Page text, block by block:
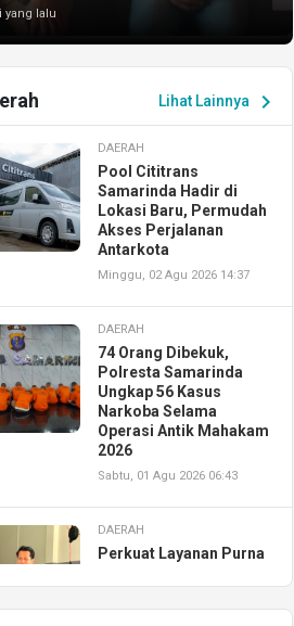
yang lalu
Lihat Lainnya chevron_right
DAERAH
Pool Cititrans
Samarinda Hadir di
Lokasi Baru, Permudah
Akses Perjalanan
Antarkota
Minggu, 02 Agu 2026 14:37
DAERAH
74 Orang Dibekuk,
Polresta Samarinda
Ungkap 56 Kasus
Narkoba Selama
Operasi Antik Mahakam
2026
Sabtu, 01 Agu 2026 06:43
DAERAH
Perkuat Layanan Purna
Resmikan AHASS